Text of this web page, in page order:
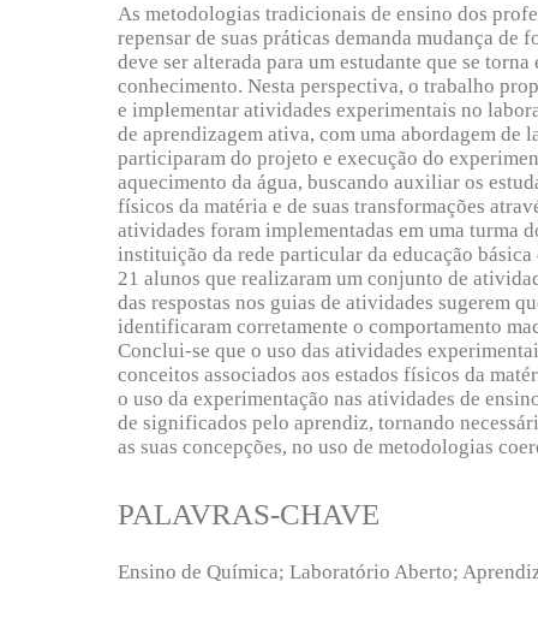
As metodologias tradicionais de ensino dos
repensar de suas práticas demanda mudança de
deve ser alterada para um estudante que se
conhecimento. Nesta perspectiva, o trabalho
e implementar atividades experimentais no
de aprendizagem ativa, com uma abordagem de
participaram do projeto e execução do
aquecimento da água, buscando auxiliar os
físicos da matéria e de suas transformações
atividades foram implementadas em uma turma
instituição da rede particular da educação
21 alunos que realizaram um conjunto de
das respostas nos guias de atividades sugerem
identificaram corretamente o comportamento
Conclui-se que o uso das atividades
conceitos associados aos estados físicos da
o uso da experimentação nas atividades de
de significados pelo aprendiz, tornando
as suas concepções, no uso de metodologias
PALAVRAS-CHAVE
Ensino de Química; Laboratório Aberto;